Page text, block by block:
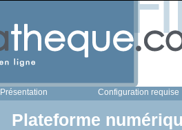
Présentation Configuration requise
Plateforme